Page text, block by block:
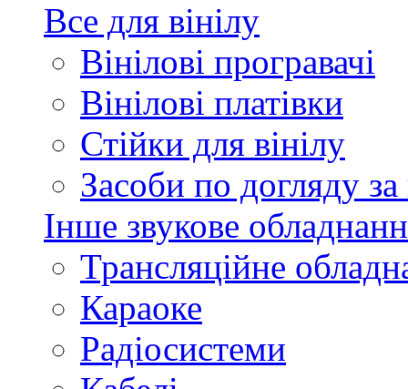
Все для вінілу
Вінілові програвачі
Вінілові платівки
Стійки для вінілу
Засоби по догляду за
Інше звукове
Трансляційне
Караоке
Радіосистеми